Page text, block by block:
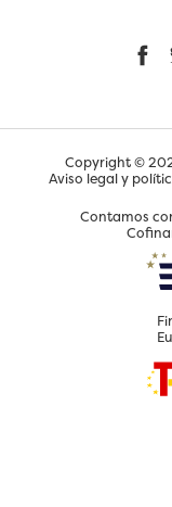
Copyright ©
Aviso legal y
Contamos